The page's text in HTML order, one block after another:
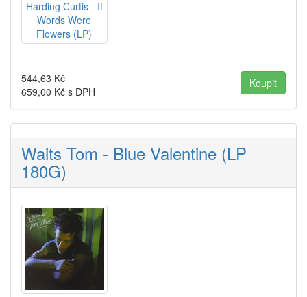
544,63 Kč
659,00 Kč s DPH
Waits Tom - Blue Valentine (LP
180G)